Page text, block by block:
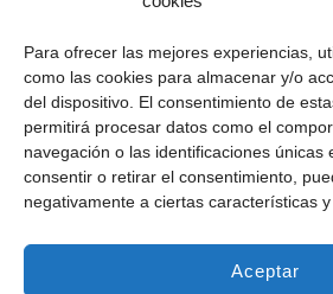
Para ofrecer las mejores experiencias,
como las cookies para almacenar y/o
del dispositivo. El consentimiento de
permitirá procesar datos como el
navegación o las identificaciones únicas
consentir o retirar el consentimiento,
negativamente a ciertas características y
Aceptar